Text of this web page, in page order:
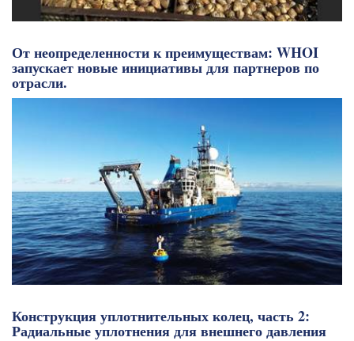
От неопределенности к преимуществам: WHOI
запускает новые инициативы для партнеров по
отрасли.
Конструкция уплотнительных колец, часть 2:
Радиальные уплотнения для внешнего давления